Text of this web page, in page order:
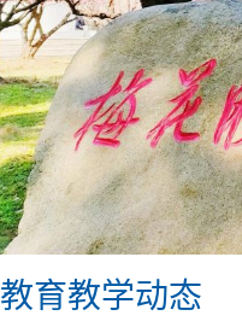
教育教学动态